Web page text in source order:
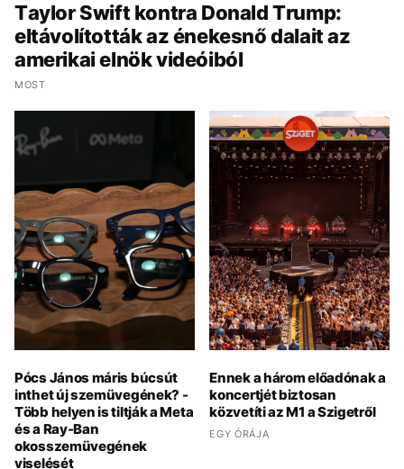
Taylor Swift kontra Donald Trump:
eltávolították az énekesnő dalait az
amerikai elnök videóiból
MOST
Pócs János máris búcsút
inthet új szemüvegének? -
Több helyen is tiltják a Meta
és a Ray-Ban
okosszemüvegének
viselését
Ennek a három előadónak a
koncertjét biztosan
közvetíti az M1 a Szigetről
EGY ÓRÁJA